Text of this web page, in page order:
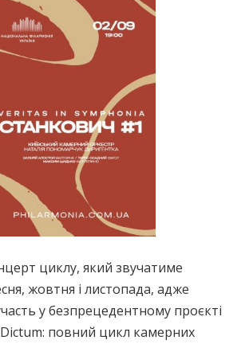
циклу, який звучатиме
жовтня і листопада, адже
у безпрецедентному проєкті
повний цикл камерних